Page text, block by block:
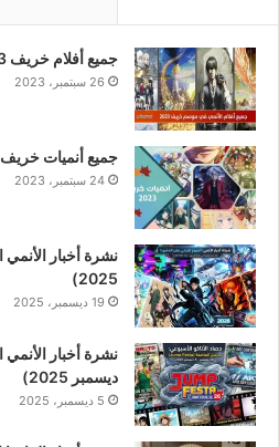
جميع أفلام خريف 2023 – قائمة كاملة
26 سبتمبر، 2023
جميع أنميات خريف 2023 – قائمة كاملة
24 سبتمبر، 2023
2025)
19 ديسمبر، 2025
ديسمبر 2025)
5 ديسمبر، 2025